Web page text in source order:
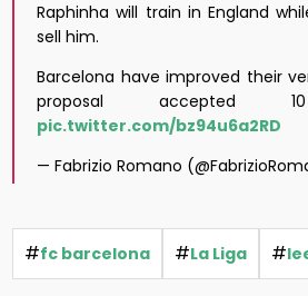
Raphinha will train in England
sell him.
Barcelona have improved their
proposal accepted
pic.twitter.com/bz94u6a2RD
— Fabrizio Romano
#fc barcelona #La Liga #